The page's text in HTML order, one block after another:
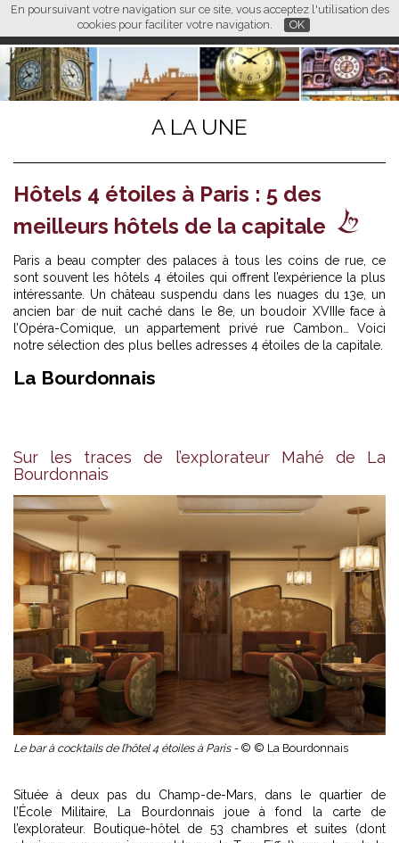
En poursuivant votre navigation sur ce site, vous acceptez l'utilisation des
cookies pour faciliter votre navigation.
OK
FR EN CN
L M
A LA UNE
Hôtels 4 étoiles à Paris : 5 des
meilleurs hôtels de la capitale
Paris a beau compter des palaces à tous les coins de rue, ce
sont souvent les hôtels 4 étoiles qui offrent l’expérience la plus
intéressante. Un château suspendu dans les nuages du 13e, un
ancien bar de nuit caché dans le 8e, un boudoir XVIIIe face à
l’Opéra-Comique, un appartement privé rue Cambon… Voici
notre sélection des plus belles adresses 4 étoiles de la capitale.
La Bourdonnais
Sur les traces de l’explorateur Mahé de La
Bourdonnais
Le bar à cocktails de l’hôtel 4 étoiles à Paris - © © La Bourdonnais
Située à deux pas du Champ-de-Mars, dans le quartier de
l’École Militaire, La Bourdonnais joue à fond la carte de
l’explorateur. Boutique-hôtel de 53 chambres et suites (dont